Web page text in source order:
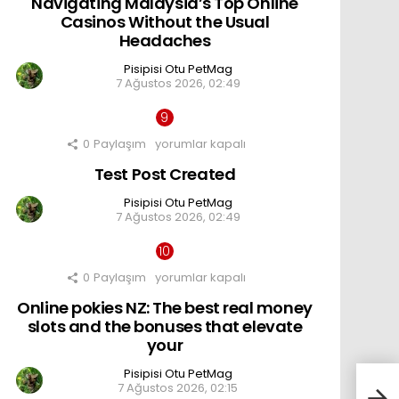
Online
Casinos
Without
Usual
Headaches
Casinos Without the Usual
Headaches
Pisipisi Otu PetMag
7 Ağustos 2026, 02:49
0 Paylaşım
Test
Created
yorumlar kapalı
Test Post Created
Pisipisi Otu PetMag
7 Ağustos 2026, 02:49
0 Paylaşım
Online
NZ:
The
best
real
slots
and
yorumlar kapalı
Online pokies NZ: The best real money
slots and the bonuses that elevate
your
Pisipisi Otu PetMag
7 Ağustos 2026, 02:15